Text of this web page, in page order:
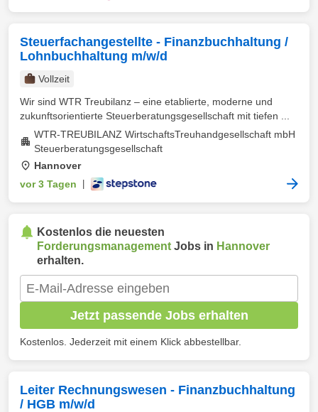
Steuerfachangestellte - Finanzbuchhaltung /
Lohnbuchhaltung m/w/d
Vollzeit
Wir sind WTR Treubilanz – eine etablierte, moderne und
zukunftsorientierte Steuerberatungsgesellschaft mit tiefen ...
WTR-TREUBILANZ WirtschaftsTreuhandgesellschaft mbH
Steuerberatungsgesellschaft
Hannover
vor 3 Tagen
Kostenlos die neuesten
Forderungsmanagement Jobs in Hannover
erhalten.
Jetzt passende Jobs erhalten
Kostenlos. Jederzeit mit einem Klick abbestellbar.
Leiter Rechnungswesen - Finanzbuchhaltung
/ HGB m/w/d